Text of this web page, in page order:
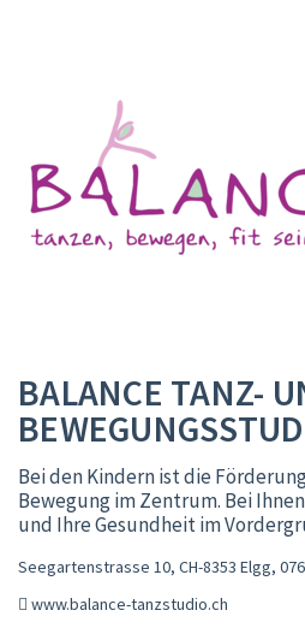
BALANCE TANZ-
Bei den Kindern ist die
Bewegung im Zentrum. Bei
und Ihre Gesundheit im
Seegartenstrasse 10, CH-8353 Elgg,
www.balance-tanzstudio.ch